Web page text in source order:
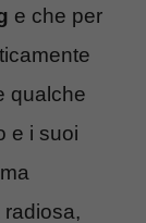
e che per
qualche
e i suoi